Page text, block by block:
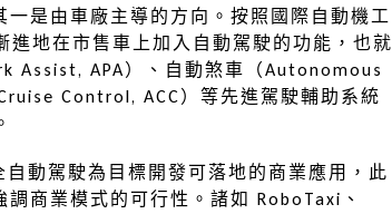
是由車廠主導的方向。按照國際自動機工
進地在市售車上加入自動駕駛的功能，也就
Assist, APA）、自動煞車（Autonomous
Control, ACC）等先進駕駛輔助系統
動駕駛為目標開發可落地的商業應用，此
商業模式的可行性。諸如 RoboTaxi、